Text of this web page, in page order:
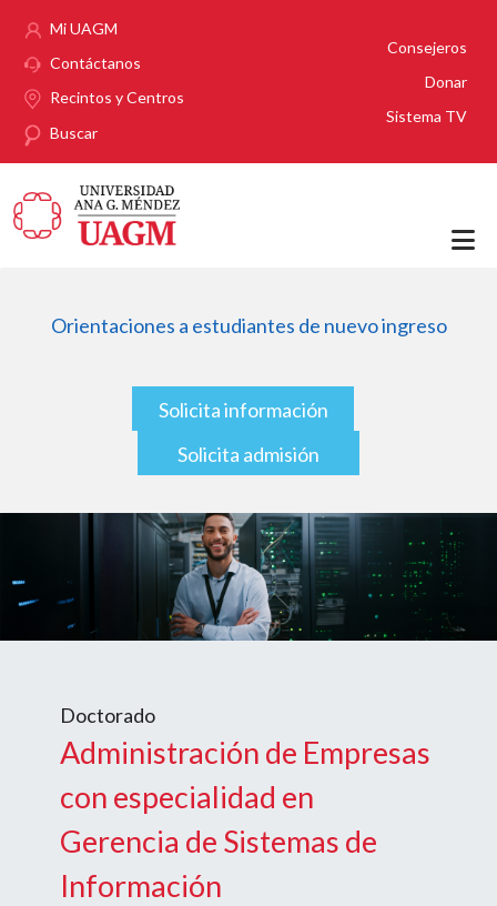
Mi UAGM
Contáctanos
Recintos y Centros
Buscar
Consejeros
Donar
Sistema TV
Orientaciones a estudiantes de nuevo ingreso
Solicita información
Solicita admisión
Doctorado
Administración de Empresas
con especialidad en
Gerencia de Sistemas de
Información